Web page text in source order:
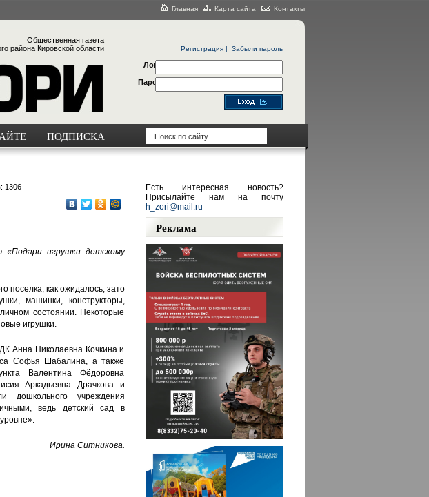
Главная Карта сайта Контакты
Общественная газета
района Кировской области
Регистрация| Забыли пароль
Логин
Пароль
ПОДПИСКА
1306
«Подари игрушки детскому
поселка, как ожидалось, зато
машинки, конструкторы,
состоянии. Некоторые
игрушки.
Анна Николаевна Кочкина и
Софья Шабалина, а также
Валентина Фёдоровна
Аркадьевна Драчкова и
дошкольного учреждения
ведь детский сад в
Ирина Ситникова.
Есть интересная новость?
Присылайте нам на почту
h_zori@mail.ru
Реклама